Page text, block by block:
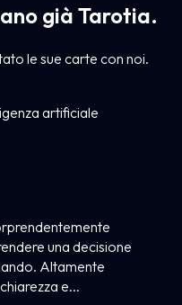
già Tarotia.
le sue carte con noi.
artificiale
una decisione
Altamente
e...